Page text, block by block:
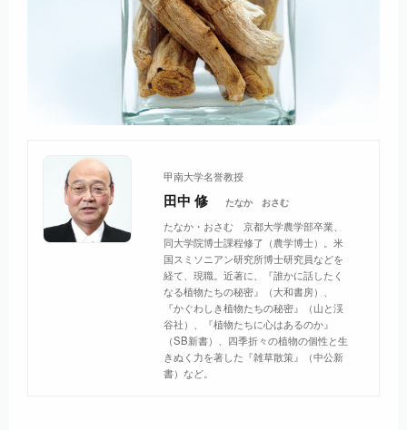
甲南大学名誉教授
田中 修 たなか おさむ
たなか・おさむ 京都大学農学部卒業、
同大学院博士課程修了（農学博士）。米
国スミソニアン研究所博士研究員などを
経て、現職。近著に、『誰かに話したく
なる植物たちの秘密』（大和書房）、
『かぐわしき植物たちの秘密』（山と渓
谷社）、『植物たちに心はあるのか』
（SB新書）、四季折々の植物の個性と生
きぬく力を著した『雑草散策』（中公新
書）など。